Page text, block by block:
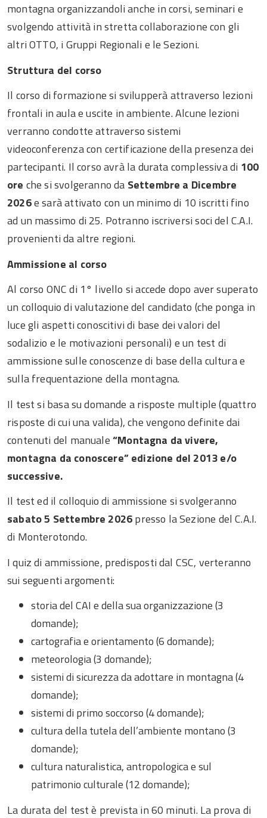
montagna organizzandoli anche in corsi, seminari e
svolgendo attività in stretta collaborazione con gli
altri OTTO, i Gruppi Regionali e le Sezioni.
Struttura del corso
Il corso di formazione si svilupperà attraverso lezioni
frontali in aula e uscite in ambiente. Alcune lezioni
verranno condotte attraverso sistemi
videoconferenza con certificazione della presenza dei
partecipanti. Il corso avrà la durata complessiva di 100
ore che si svolgeranno da Settembre a Dicembre
2026e sarà attivato con un minimo di 10 iscritti fino
ad un massimo di 25. Potranno iscriversi soci del C.A.I.
provenienti da altre regioni.
Ammissione al corso
Al corso ONC di 1° livello si accede dopo aver superato
un colloquio di valutazione del candidato (che ponga in
luce gli aspetti conoscitivi di base dei valori del
sodalizio e le motivazioni personali) e un test di
ammissione sulle conoscenze di base della cultura e
sulla frequentazione della montagna.
Il test si basa su domande a risposte multiple (quattro
risposte di cui una valida), che vengono definite dai
contenuti del manuale“Montagna da vivere,
montagna da conoscere” edizione del 2013 e/o
successive.
Il test ed il colloquio di ammissione si svolgeranno
sabato 5 Settembre 2026presso la Sezione del C.A.I.
di Monterotondo.
I quiz di ammissione, predisposti dal CSC, verteranno
sui seguenti argomenti:
storia del CAI e della sua organizzazione (3
domande);
cartografia e orientamento (6 domande);
meteorologia (3 domande);
sistemi di sicurezza da adottare in montagna (4
domande);
sistemi di primo soccorso (4 domande);
cultura della tutela dell’ambiente montano (3
domande);
cultura naturalistica, antropologica e sul
patrimonio culturale (12 domande);
La durata del test è prevista in 60 minuti. La prova di